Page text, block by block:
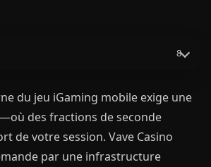
8
du jeu iGaming mobile exige une
des fractions de seconde
de votre session. Vave Casino
par une infrastructure